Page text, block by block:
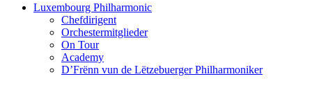
Luxembourg Philharmonic
Chefdirigent
Orchestermitglieder
On Tour
Academy
D’Frënn vun de Lëtzebuerger Philharmoniker